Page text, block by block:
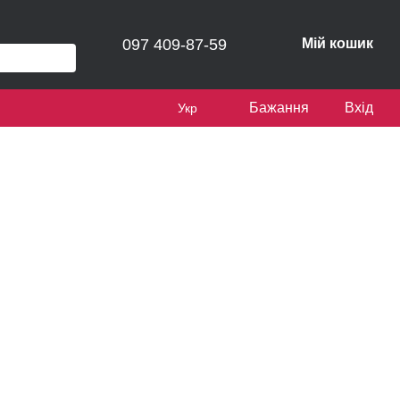
097 409-87-59 Мій кошик
Укр Бажання Вхід